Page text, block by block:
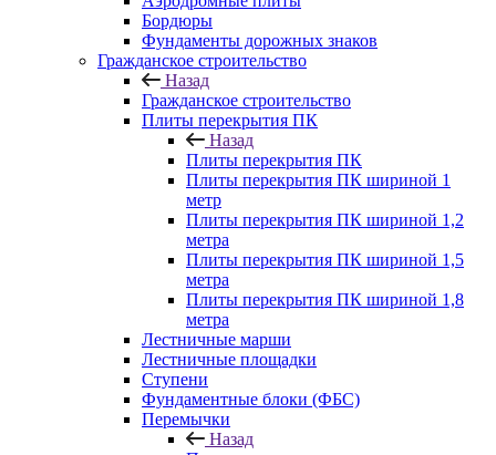
Бордюры
Фундаменты дорожных знаков
Гражданское строительство
Назад
Гражданское строительство
Плиты перекрытия ПК
Назад
Плиты перекрытия ПК
Плиты перекрытия ПК шириной 1
метр
Плиты перекрытия ПК шириной 1,2
метра
Плиты перекрытия ПК шириной 1,5
метра
Плиты перекрытия ПК шириной 1,8
метра
Лестничные марши
Лестничные площадки
Ступени
Фундаментные блоки (ФБС)
Перемычки
Назад